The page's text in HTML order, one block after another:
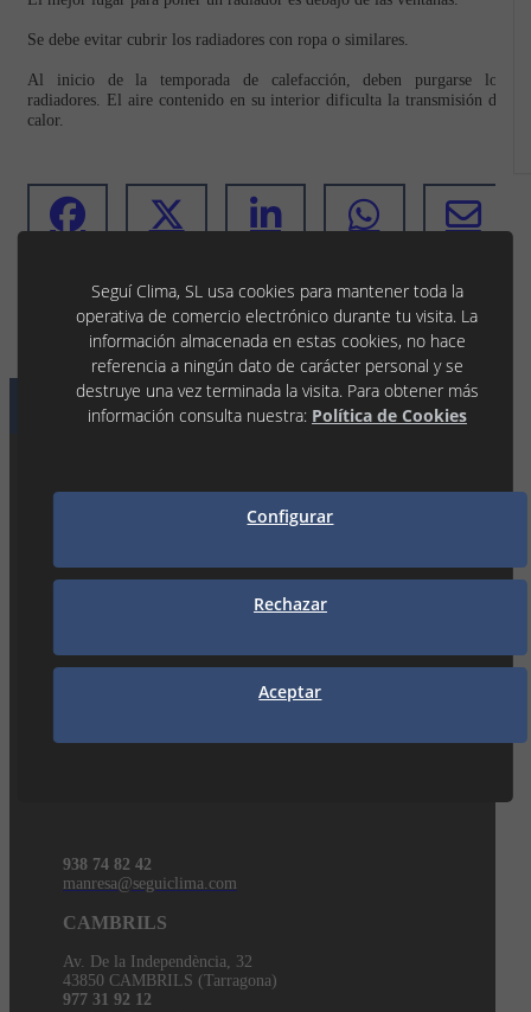
Se debe evitar cubrir los radiadores con ropa o similares.
Al inicio de la temporada de calefacción, deben purgarse los
radiadores. El aire contenido en su interior dificulta la transmisión de
calor.
NUESTRAS DELEGACIONES Donde encontrarnos
C/ La Noguera, 7 P.I. Llevant
tarrega@seguiclima.com
P.I. Les Canals 1
De 07:30h a 18:30h
938 74 82 42
manresa@seguiclima.com
CAMBRILS
Av. De la Independència, 32
43850 CAMBRILS (Tarragona)
977 31 92 12
Seguí Clima, SL usa cookies para mantener toda la
operativa de comercio electrónico durante tu visita. La
información almacenada en estas cookies, no hace
referencia a ningún dato de carácter personal y se
destruye una vez terminada la visita. Para obtener más
información consulta nuestra: Política de Cookies
Configurar
Rechazar
Aceptar